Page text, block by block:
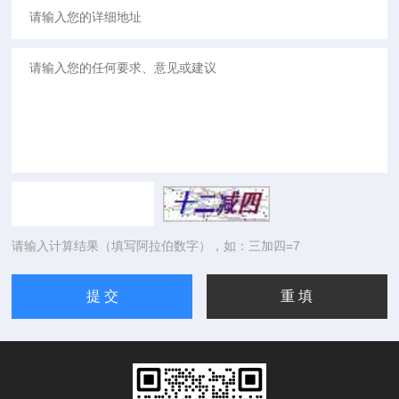
请输入计算结果（填写阿拉伯数字），如：三加四=7